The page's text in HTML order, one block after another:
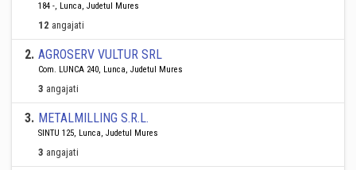
184 -, Lunca, Judetul Mures
12 angajati
2. AGROSERV VULTUR SRL
Com. LUNCA 240, Lunca, Judetul Mures
3 angajati
3. METALMILLING S.R.L.
SINTU 125, Lunca, Judetul Mures
3 angajati